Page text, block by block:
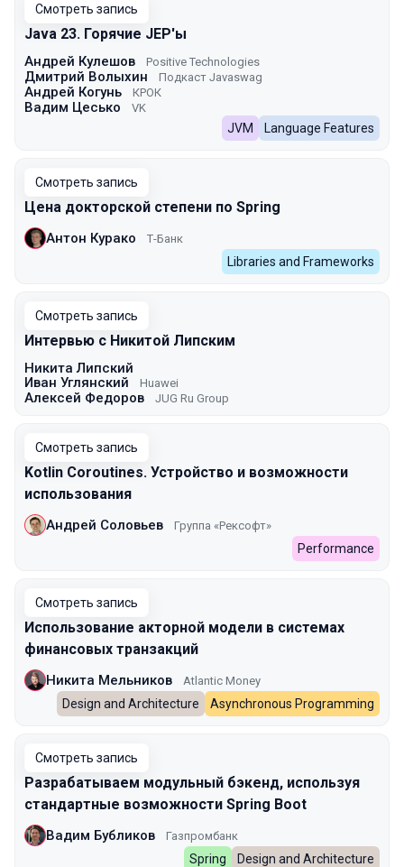
Смотреть запись
Java 23. Горячие JEP'ы
Андрей Кулешов Positive Technologies
Дмитрий Волыхин Подкаст Javaswag
Андрей Когунь КРОК
Вадим Цесько VK
JVM Language Features
Смотреть запись
Цена докторской степени по Spring
Антон Курако Т-Банк
Libraries and Frameworks
Смотреть запись
Интервью с Никитой Липским
Никита Липский
Иван Углянский
Huawei
Алексей Федоров JUG Ru Group
Смотреть запись
Kotlin Coroutines. Устройство и возможности
использования
Андрей Соловьев Группа «Рексофт»
Performance
Смотреть запись
Использование акторной модели в системах
финансовых транзакций
Никита Мельников Atlantic Money
Design and Architecture Asynchronous Programming
Смотреть запись
Разрабатываем модульный бэкенд, используя
стандартные возможности Spring Boot
Вадим Бубликов Газпромбанк
Spring Design and Architecture